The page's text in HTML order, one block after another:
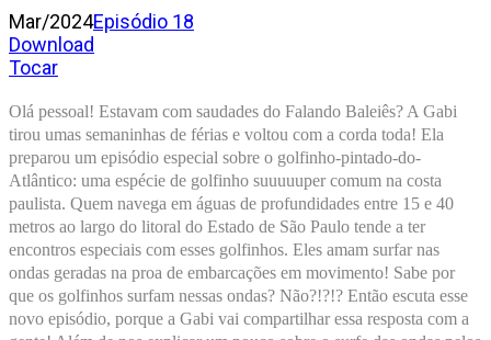
Mar/2024Episódio 18
Download
Tocar
Olá pessoal! Estavam com saudades do Falando Baleiês? A Gabi
tirou umas semaninhas de férias e voltou com a corda toda! Ela
preparou um episódio especial sobre o golfinho-pintado-do-
Atlântico: uma espécie de golfinho suuuuuper comum na costa
paulista. Quem navega em águas de profundidades entre 15 e 40
metros ao largo do litoral do Estado de São Paulo tende a ter
encontros especiais com esses golfinhos. Eles amam surfar nas
ondas geradas na proa de embarcações em movimento! Sabe por
que os golfinhos surfam nessas ondas? Não?!?!? Então escuta esse
novo episódio, porque a Gabi vai compartilhar essa resposta com a